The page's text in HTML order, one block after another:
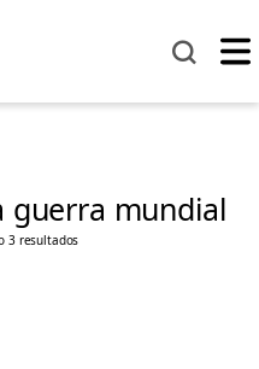
guerra mundial
3 resultados